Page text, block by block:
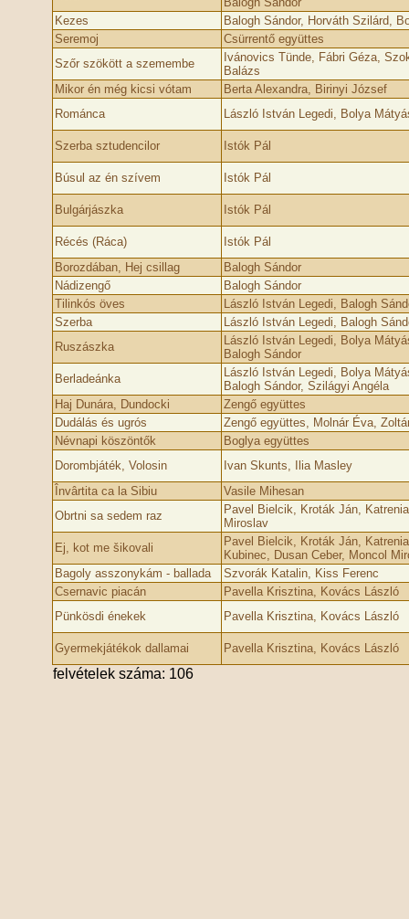
Kezes
Balogh Sándor, Horváth Szilárd,
Seremoj
Csürrentő együttes
Szőr szökött a szemembe
Ivánovics Tünde, Fábri Géza,
Balázs
Mikor én még kicsi vótam
Berta Alexandra, Birinyi József
Románca
László István Legedi, Bolya
Szerba sztudencilor Istók Pál
Búsul az én szívem Istók Pál
Bulgárjászka Istók Pál
Récés (Ráca)
Istók Pál
Borozdában, Hej csillag
Balogh Sándor
Nádizengő
Balogh Sándor
Tilinkós öves
László István Legedi, Balogh
Szerba
László István Legedi, Balogh
Ruszászka
László István Legedi, Bolya
Balogh Sándor
Berladeánka
László István Legedi, Bolya
Balogh Sándor, Szilágyi Angéla
Haj Dunára, Dundocki
Zengő együttes
Dudálás és ugrós
Zengő együttes, Molnár Éva,
Névnapi köszöntők
Boglya együttes
Dorombjáték, Volosin
Ivan Skunts, Ilia Masley
Învârtita ca la Sibiu
Vasile Mihesan
Obrtni sa sedem raz
Pavel Bielcik, Kroták Ján,
Miroslav
Ej, kot me šikovali
Pavel Bielcik, Kroták Ján,
Kubinec, Dusan Ceber, Moncol­
Bagoly asszonykám - ballada
Szvorák Katalin, Kiss Ferenc
Csernavic piacán
Pavella Krisztina, Kovács László
Pünkösdi énekek
Pavella Krisztina, Kovács László
Gyermekjátékok dallamai Pavella Krisztina, Kovács László
felvételek száma: 106